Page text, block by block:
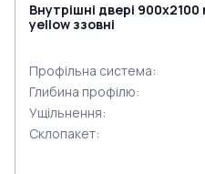
Внутрішні двері
yellow ззовні
Профільна система:
Глибина профілю:
Ущільнення:
Склопакет: